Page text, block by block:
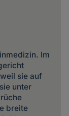
Im
sie auf
unter
breite